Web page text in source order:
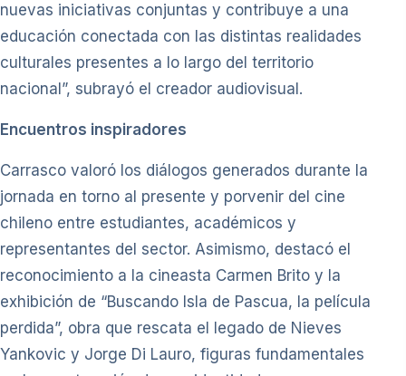
nuevas iniciativas conjuntas y contribuye a una
educación conectada con las distintas realidades
culturales presentes a lo largo del territorio
nacional”, subrayó el creador audiovisual.
Encuentros inspiradores
Carrasco valoró los diálogos generados durante la
jornada en torno al presente y porvenir del cine
chileno entre estudiantes, académicos y
representantes del sector. Asimismo, destacó el
reconocimiento a la cineasta Carmen Brito y la
exhibición de “Buscando Isla de Pascua, la película
perdida”, obra que rescata el legado de Nieves
Yankovic y Jorge Di Lauro, figuras fundamentales